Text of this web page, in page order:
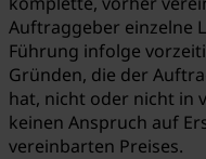
Auftraggeber einzelne
Führung infolge
Gründen, die der
hat, nicht oder nicht in
keinen Anspruch auf
vereinbarten Preises.